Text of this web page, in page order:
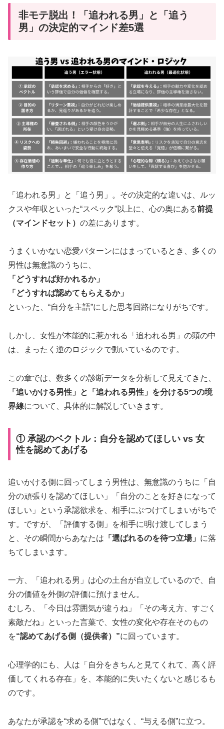
非モテ脱出！「追われる男」と「追う
男」の決定的マインド差5選
「追われる男」と「追う男」。その決定的な違いは、ルッ
クスや年収といった“スペック”以上に、心の奥にある前提
（マインドセット） の差にあります。
うまくいかない恋愛パターンにはまっているとき、多くの
男性は無意識のうちに、
「どうすれば好かれるか」
「どうすれば認めてもらえるか」
といった、“自分を主語”にした思考回路になりがちです。
しかし、女性が本能的に惹かれる「追われる男」の頭の中
は、まったく逆のロジックで動いているのです。
この章では、数多くの診断データを分析して見えてきた、
「追いかける男性」と「追われる男性」を分ける5つの境
界線について、具体的に解説していきます。
① 承認のベクトル：自分を認めてほしい vs 女
性を認めてあげる
追いかける側に回ってしまう男性は、無意識のうちに「自
分の頑張りを認めてほしい」「自分のことを好きになって
ほしい」という承認欲求を、相手にぶつけてしまいがちで
す。ですが、「評価する側」を相手に明け渡してしまう
と、その瞬間からあなたは 「選ばれるのを待つ立場」 に落
ちてしまいます。
一方、「追われる男」は心の土台が自立しているので、自
分の価値を外側の評価に預けません。
むしろ、「今日は雰囲気が違うね」「その考え方、すごく
素敵だね」といった言葉で、女性の変化や存在そのもの
を“認めてあげる側（提供者）”に回っています。
心理学的にも、人は「自分をきちんと見てくれて、高く評
価してくれる存在」を、本能的に失いたくないと感じるも
のです。
あなたが承認を“求める側”ではなく、“与える側”に立つ。